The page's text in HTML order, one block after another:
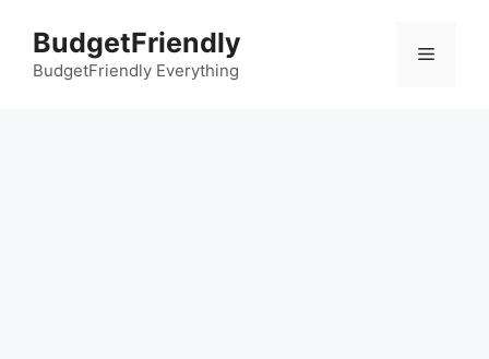
BudgetFriendly
BudgetFriendly Everything
메